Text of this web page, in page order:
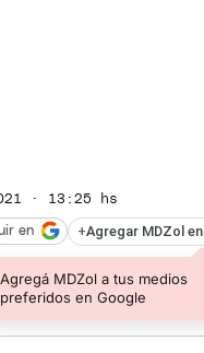
· 13:25 hs
+Agregar MDZol en
Agregá MDZol a tus medios
preferidos en Google
en